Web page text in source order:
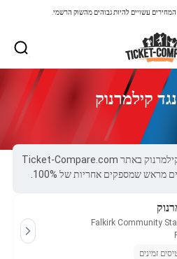
עשויים להיות גבוהים מהשוק הרשמי.
כל הכרטיסים לFalkirk נגד קילמרנוק באתר Ticket-Compare.com
שמספקים אחריות של 100%.
Falkirk Community